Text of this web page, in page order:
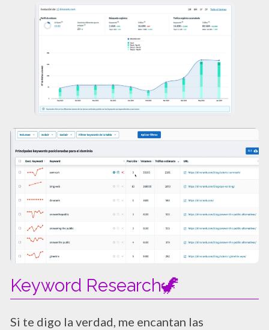
Keyword Research🦖
Si te digo la verdad, me encantan las